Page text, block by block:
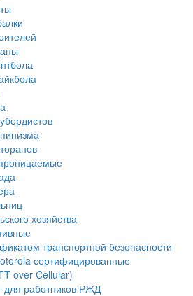
хозяйства
транспортной безопасности
сертифицированные
over Cellular)
для работников РЖД